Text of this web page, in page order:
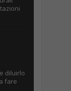
diluirlo
fare